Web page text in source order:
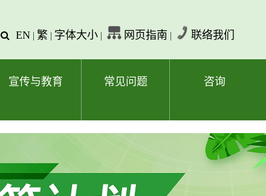
查
字
EN | 繁 | 字体大小 | 网页指南 | 联络我们
宣传与教育 常见问题 咨询